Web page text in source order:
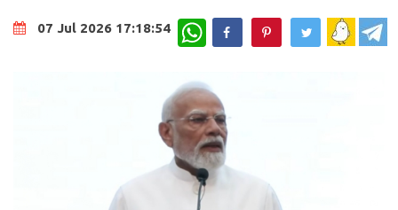
07 Jul 2026 17:18:54 WhatsApp